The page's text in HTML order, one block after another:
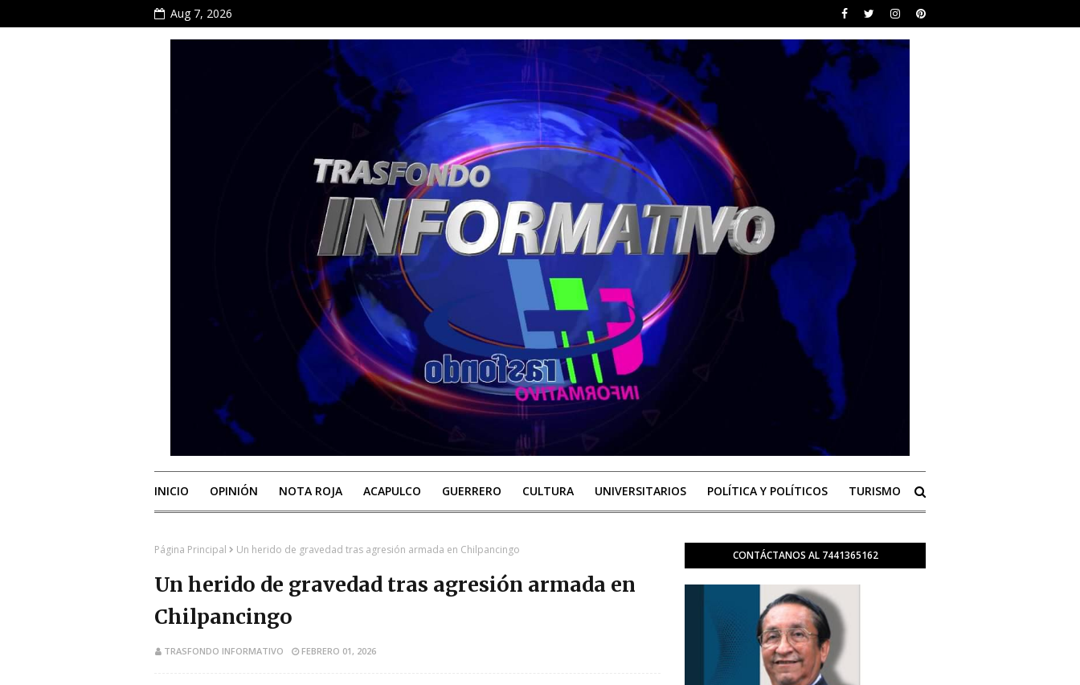
Aug 7, 2026
INICIO OPINIÓN NOTA ROJA ACAPULCO GUERRERO CULTURA UNIVERSITARIOS POLÍTICA Y POLÍTICOS TURISMO
Página Principal Un herido de gravedad tras agresión armada en Chilpancingo
Un herido de gravedad tras agresión armada en
Chilpancingo
TRASFONDO INFORMATIVO FEBRERO 01, 2026
CONTÁCTANOS AL 7441365162